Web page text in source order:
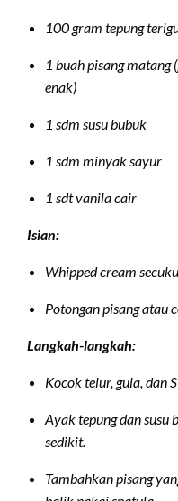
100 gram tepung
1 buah pisang matang
enak)
1 sdm susu bubuk
1 sdm minyak sayur
1 sdt vanila cair
Isian:
Whipped cream
Potongan pisang atau
Langkah-langkah:
Kocok telur, gula, dan
Ayak tepung dan susu
sedikit.
Tambahkan pisang